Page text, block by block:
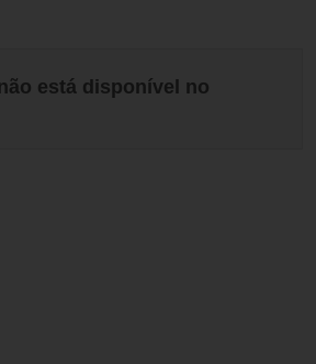
está disponível no